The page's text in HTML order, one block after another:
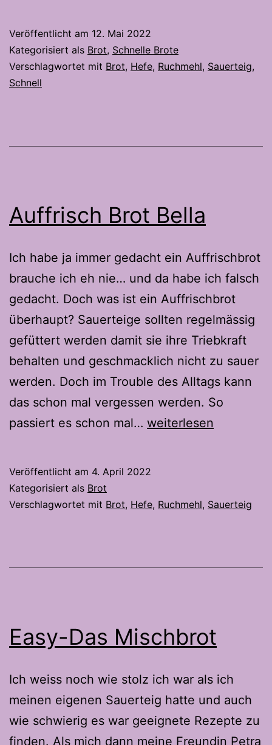
Veröffentlicht am 12. Mai 2022
Kategorisiert als Brot, Schnelle Brote
Verschlagwortet mit Brot, Hefe, Ruchmehl, Sauerteig,
Schnell
Auffrisch Brot Bella
Ich habe ja immer gedacht ein Auffrischbrot
brauche ich eh nie… und da habe ich falsch
gedacht. Doch was ist ein Auffrischbrot
überhaupt? Sauerteige sollten regelmässig
gefüttert werden damit sie ihre Triebkraft
behalten und geschmacklich nicht zu sauer
werden. Doch im Trouble des Alltags kann
das schon mal vergessen werden. So
passiert es schon mal… Auffrisch
weiterlesen
Veröffentlicht am 4. April 2022
Kategorisiert als Brot
Verschlagwortet mit Brot, Hefe, Ruchmehl, Sauerteig
Easy-Das Mischbrot
Ich weiss noch wie stolz ich war als ich
meinen eigenen Sauerteig hatte und auch
wie schwierig es war geeignete Rezepte zu
finden. Als mich dann meine Freundin Petra